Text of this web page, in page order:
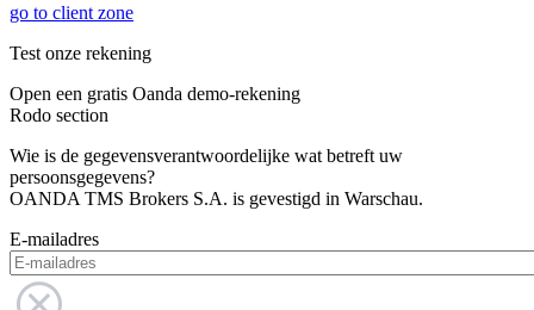
go to client zone
Test onze rekening
Open een gratis Oanda demo-rekening
Rodo section
Wie is de gegevensverantwoordelijke wat betreft uw
persoonsgegevens?
OANDA TMS Brokers S.A. is gevestigd in Warschau.
E-mailadres